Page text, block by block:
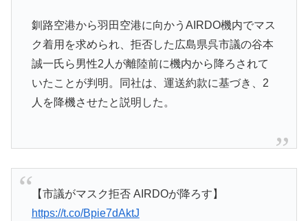
釧路空港から羽田空港に向かうAIRDO機内でマス
ク着用を求められ、拒否した広島県呉市議の谷本
誠一氏ら男性2人が離陸前に機内から降ろされて
いたことが判明。同社は、運送約款に基づき、2
人を降機させたと説明した。
【市議がマスク拒否 AIRDOが降ろす】
https://t.co/Bpie7dAktJ